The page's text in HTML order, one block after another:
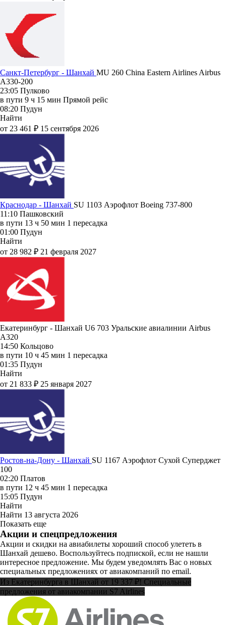
Санкт-Петербург - Шанхай MU 260 China Eastern Airlines Airbus
A330-200
23:05 Пулково
в пути 9 ч 15 мин Прямой рейс
08:20 Пудун
Найти
от 23 461 ₽ 15 сентября 2026
Краснодар - Шанхай SU 1103 Аэрофлот Boeing 737-800
11:10 Пашковский
в пути 13 ч 50 мин 1 пересадка
01:00 Пудун
Найти
от 28 982 ₽ 21 февраля 2027
Екатеринбург - Шанхай U6 703 Уральские авиалинии Airbus
A320
14:50 Кольцово
в пути 10 ч 45 мин 1 пересадка
01:35 Пудун
Найти
от 21 833 ₽ 25 января 2027
Ростов-на-Дону - Шанхай SU 1167 Аэрофлот Сухой Суперджет
100
02:20 Платов
в пути 12 ч 45 мин 1 пересадка
15:05 Пудун
Найти
Найти 13 августа 2026
Показать еще
Акции и спецпредложения
Акции и скидки на авиабилеты хороший способ улететь в
Шанхай дешево. Воспользуйтесь подпиской, если не нашли
интересное предложение. Мы будем уведомлять Вас о новых
специальных предложениях от авиакомпаний по email.
Из Екатеринбурга в Шанхай от 19 337 ₽! Специальные
предложения от авиакомпании S7 Airlines